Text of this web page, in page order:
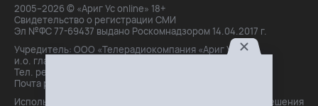
2005–2026 © «Ариг Ус online» 18+
Свидетельство о регистрации СМИ
Эл №ФС 77-69437 выдано Роскомнадзором 14.04.2017 г.
Учредитель: ООО «Телерадиокомпания «Ариг Ус»,
и.о. главного редактора: Маханова О.Б.
Тел. peдakции: +7(3012)21-30-14,
Почта peдakции: editor@arigus.tv
Использование материалов только с письменного разрешения